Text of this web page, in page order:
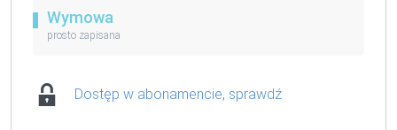
Wymowa
prosto zapisana
Dostęp w abonamencie, sprawdź